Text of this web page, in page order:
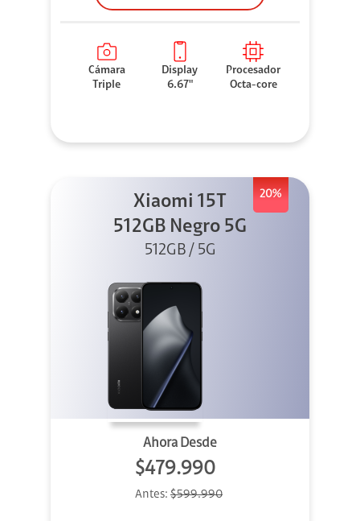
Cámara
Triple
Display
6.67"
Procesador
Octa-core
20%
Xiaomi 15T
512GB Negro 5G
512GB / 5G
Ahora Desde
$479.990
Antes: $599.990